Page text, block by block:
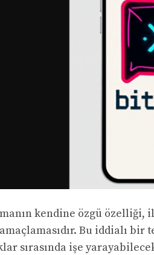
kendine özgü özelliği,
Bu iddialı
sırasında işe